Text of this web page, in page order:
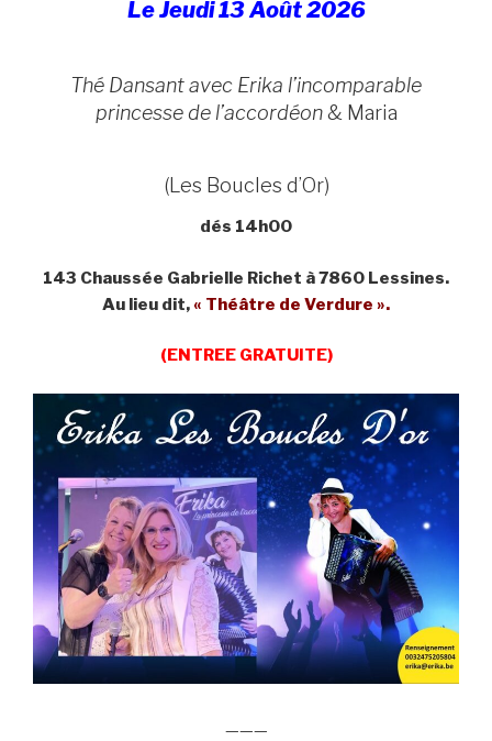
Le Jeudi 13 Août 2026
Thé Dansant avec Erika l’incomparable
princesse de l’accordéon& Maria
(Les Boucles d’Or)
dés 14h00
143 Chaussée Gabrielle Richet à 7860 Lessines.
Au lieu dit,« Théâtre de Verdure ».
(ENTREE GRATUITE)
———